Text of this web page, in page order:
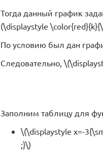
Тогда данный график
(\displaystyle
По условию был дан
Следовательно,
Заполним таблицу для
\(\displaystyle x=-
;}\)